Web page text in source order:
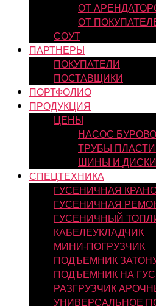
ОТ
ОТ
СОУТ
ПАРТНЕРЫ
ПОКУПАТЕЛИ
ПОСТАВЩИКИ
ПОРТФОЛИО
ПРОДУКЦИЯ
ЦЕНЫ
НАСОС
ТРУБЫ
ШИНЫ И
СПЕЦТЕХНИКА
ГУСЕНИЧНАЯ
ГУСЕНИЧНАЯ
ГУСЕНИЧНЫЙ
КАБЕЛЕУКЛАДЧИК
МИНИ-ПОГРУЗЧИК
ПОДЪЕМНИК
ПОДЪЕМНИК НА
РАЗГРУЗЧИК
УНИВЕРСАЛЬНОЕ